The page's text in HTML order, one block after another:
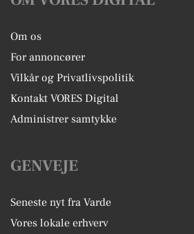
Om os
For annoncører
Vilkår og Privatlivspolitik
Kontakt VORES Digital
Administrer samtykke
GENVEJE
Seneste nyt fra Varde
Vores lokale erhverv